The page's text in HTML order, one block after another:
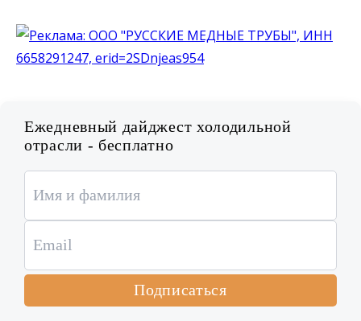
Ежедневный дайджест холодильной
отрасли - бесплатно
Подписаться